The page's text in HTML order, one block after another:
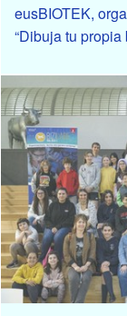
eusBIOTEK,
“Dibuja tu propia